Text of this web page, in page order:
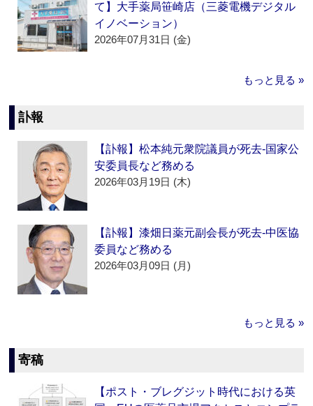
て】大手薬局笹崎店（三菱電機デジタル
イノベーション）
2026年07月31日 (金)
もっと見る »
訃報
【訃報】松本純元衆院議員が死去‐国家公
安委員長など務める
2026年03月19日 (木)
【訃報】漆畑日薬元副会長が死去‐中医協
委員など務める
2026年03月09日 (月)
もっと見る »
寄稿
【ポスト・ブレグジット時代における英